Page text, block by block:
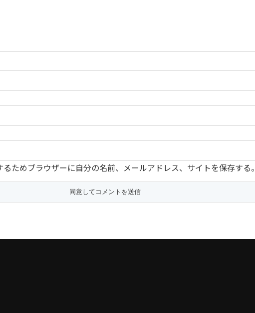
ためブラウザーに自分の名前、メールアドレス、サイトを保存する。